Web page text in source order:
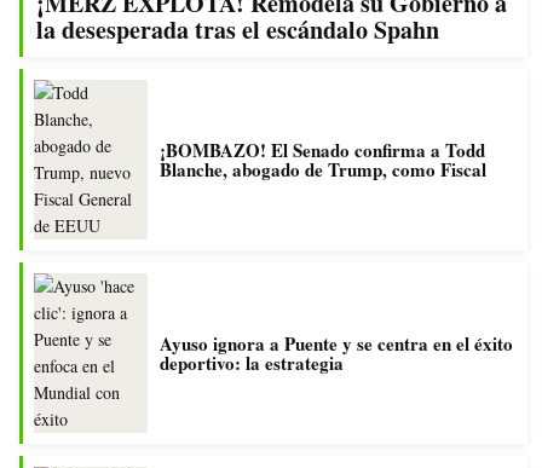
la desesperada tras el escándalo Spahn
¡BOMBAZO! El Senado confirma a Todd
Blanche, abogado de Trump, como Fiscal
Ayuso ignora a Puente y se centra en el éxito
deportivo: la estrategia